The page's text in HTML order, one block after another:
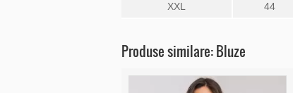
XXL 44
Produse similare: Bluze